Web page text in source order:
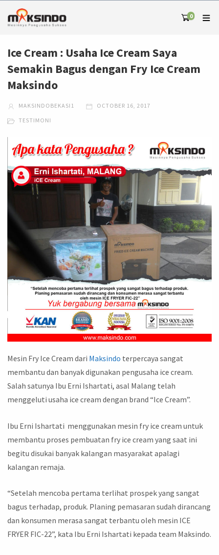
0
Ice Cream : Usaha Ice Cream Saya
Semakin Bagus dengan Fry Ice Cream
Maksindo
MAKSINDOBEKASI1 OCTOBER 16, 2017
TESTIMONI
Mesin Fry Ice Cream dari Maksindo terpercaya sangat
membantu dan banyak digunakan pengusaha ice cream.
Salah satunya Ibu Erni Ishartati, asal Malang telah
menggeluti usaha ice cream dengan brand “Ice Cream”.
Ibu Erni Ishartati menggunakan mesin fry ice cream untuk
membantu proses pembuatan fry ice cream yang saat ini
begitu disukai banyak kalangan masyarakat apalagi
kalangan remaja.
“Setelah mencoba pertama terlihat prospek yang sangat
bagus terhadap, produk. Planing pemasaran sudah dirancang
dan konsumen merasa sangat terbantu oleh mesin ICE
FRYER FIC-22”, kata Ibu Erni Ishartati kepada team Maksindo.